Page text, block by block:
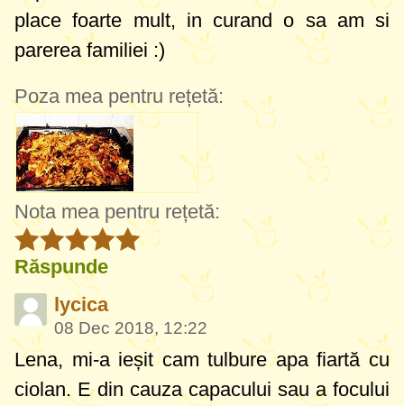
place foarte mult, in curand o sa am si
parerea familiei :)
Poza mea pentru rețetă:
Nota mea pentru rețetă:
Răspunde
lycica
08 Dec 2018, 12:22
Lena, mi-a ieșit cam tulbure apa fiartă cu
ciolan. E din cauza capacului sau a focului